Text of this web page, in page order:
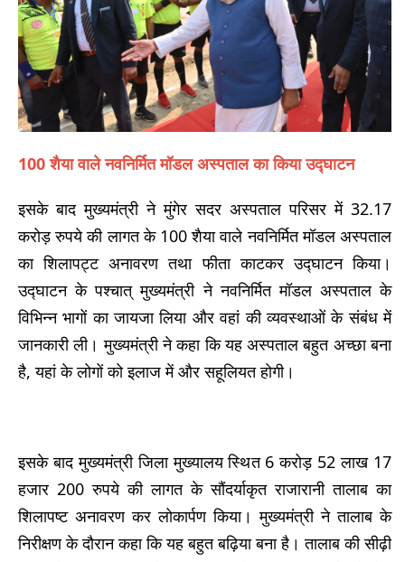
100 शैया वाले नवनिर्मित मॉडल अस्पताल का किया उद्घाटन
इसके बाद मुख्यमंत्री ने मुंगेर सदर अस्पताल परिसर में 32.17
करोड़ रुपये की लागत के 100 शैया वाले नवनिर्मित मॉडल अस्पताल
का शिलापट्ट अनावरण तथा फीता काटकर उद्घाटन किया।
उद्घाटन के पश्चात् मुख्यमंत्री ने नवनिर्मित मॉडल अस्पताल के
विभिन्न भागों का जायजा लिया और वहां की व्यवस्थाओं के संबंध में
जानकारी ली। मुख्यमंत्री ने कहा कि यह अस्पताल बहुत अच्छा बना
है, यहां के लोगों को इलाज में और सहूलियत होगी।
इसके बाद मुख्यमंत्री जिला मुख्यालय स्थित 6 करोड़ 52 लाख 17
हजार 200 रुपये की लागत के सौंदर्याकृत राजारानी तालाब का
शिलापष्ट अनावरण कर लोकार्पण किया। मुख्यमंत्री ने तालाब के
निरीक्षण के दौरान कहा कि यह बहुत बढ़िया बना है। तालाब की सीढ़ी